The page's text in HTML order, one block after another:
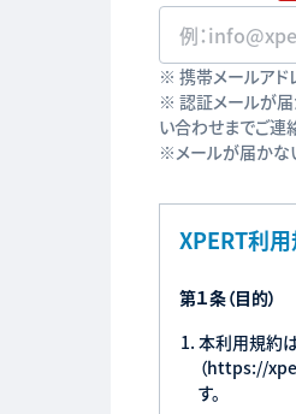
※ 携帯メールアド
※ 認証メールが届
い合わせまでご連
※メールが届かな
XPERT利
第１条（目的）
本利用規約は
（https://
す。